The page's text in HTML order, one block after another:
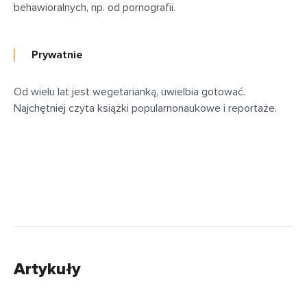
behawioralnych, np. od pornografii.
Prywatnie
Od wielu lat jest wegetarianką, uwielbia gotować.
Najchętniej czyta książki popularnonaukowe i reportaże.
Artykuły